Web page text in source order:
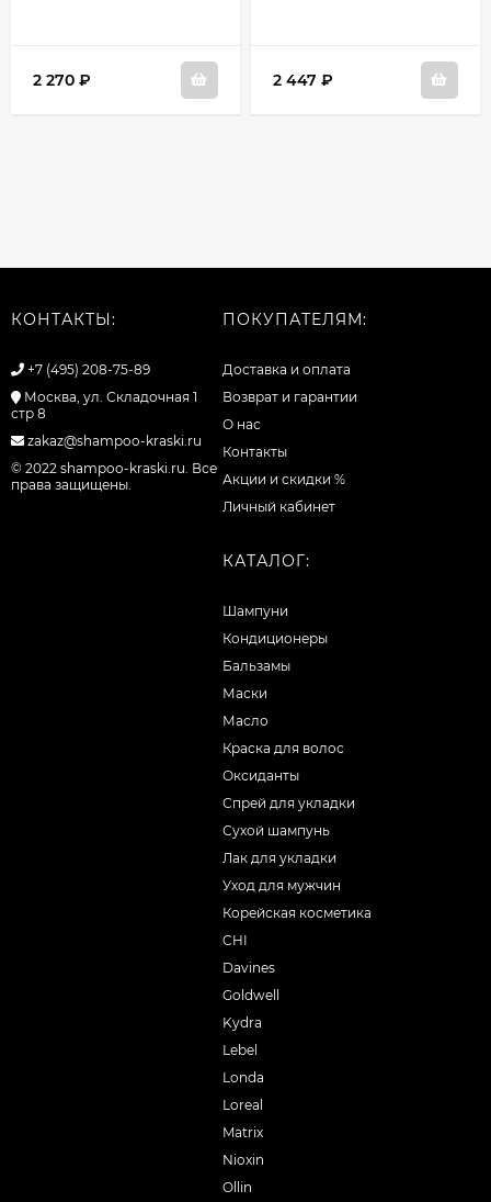
2 270 ₽ 2 447 ₽
КОНТАКТЫ:
+7 (495) 208-75-89
Москва, ул. Складочная 1
стр 8
zakaz@shampoo-kraski.ru
© 2022 shampoo-kraski.ru. Все
права защищены.
ПОКУПАТЕЛЯМ:
Доставка и оплата
Возврат и гарантии
О нас
Контакты
Акции и скидки %
Личный кабинет
КАТАЛОГ:
Шампуни
Кондиционеры
Бальзамы
Маски
Масло
Краска для волос
Оксиданты
Спрей для укладки
Сухой шампунь
Лак для укладки
Уход для мужчин
Корейская косметика
CHI
Davines
Goldwell
Kydra
Lebel
Londa
Loreal
Matrix
Nioxin
Ollin